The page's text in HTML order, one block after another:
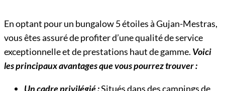
En optant pour un bungalow 5 étoiles à Gujan-Mestras,
vous êtes assuré de profiter d’une qualité de service
exceptionnelle et de prestations haut de gamme. Voici
les principaux avantages que vous pourrez trouver :
Un cadre privilégié :Situés dans des campings de